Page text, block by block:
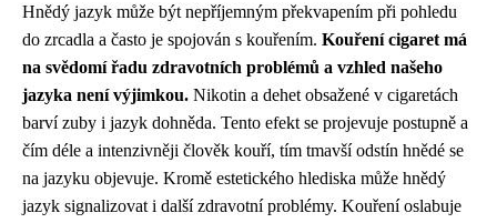
Hnědý jazyk může být nepříjemným překvapením při pohledu
do zrcadla a často je spojován s kouřením. Kouření cigaret má
na svědomí řadu zdravotních problémů a vzhled našeho
jazyka není výjimkou. Nikotin a dehet obsažené v cigaretách
barví zuby i jazyk dohněda. Tento efekt se projevuje postupně a
čím déle a intenzivněji člověk kouří, tím tmavší odstín hnědé se
na jazyku objevuje. Kromě estetického hlediska může hnědý
jazyk signalizovat i další zdravotní problémy. Kouření oslabuje